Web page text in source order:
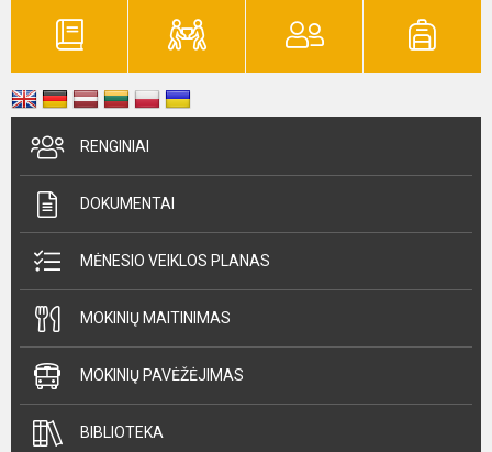
RENGINIAI
DOKUMENTAI
MĖNESIO VEIKLOS PLANAS
MOKINIŲ MAITINIMAS
MOKINIŲ PAVĖŽĖJIMAS
BIBLIOTEKA